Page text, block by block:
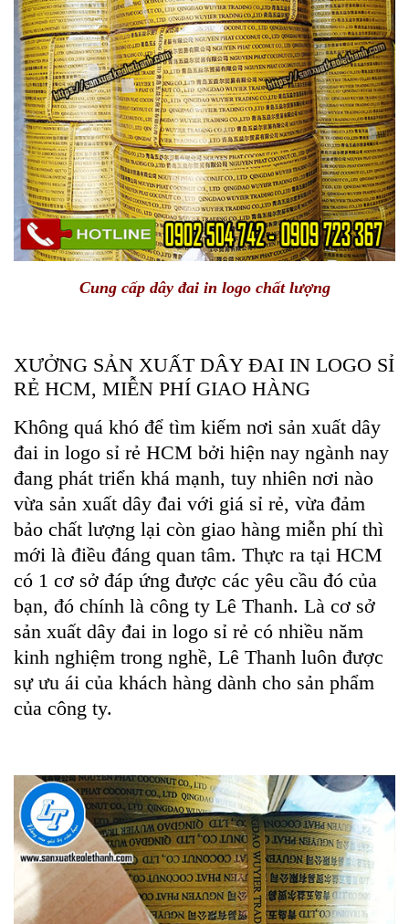
Cung cấp dây đai in logo chất lượng
XƯỞNG SẢN XUẤT DÂY ĐAI IN LOGO SỈ
RẺ HCM, MIỄN PHÍ GIAO HÀNG
Không quá khó để tìm kiếm nơi sản xuất dây
đai in logo sỉ rẻ HCM bởi hiện nay ngành nay
đang phát triển khá mạnh, tuy nhiên nơi nào
vừa sản xuất dây đai với giá sỉ rẻ, vừa đảm
bảo chất lượng lại còn giao hàng miễn phí thì
mới là điều đáng quan tâm. Thực ra tại HCM
có 1 cơ sở đáp ứng được các yêu cầu đó của
bạn, đó chính là công ty Lê Thanh. Là cơ sở
sản xuất dây đai in logo sỉ rẻ có nhiều năm
kinh nghiệm trong nghề, Lê Thanh luôn được
sự ưu ái của khách hàng dành cho sản phẩm
của công ty.